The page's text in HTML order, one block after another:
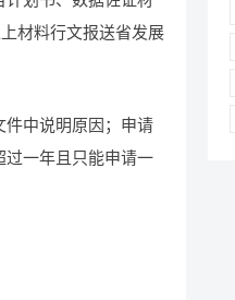
材料行文报送省发展
件中说明原因；申请
过一年且只能申请一